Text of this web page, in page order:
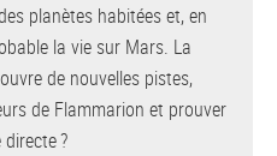
planètes habitées et, en
la vie sur Mars. La
de nouvelles pistes,
de Flammarion et prouver
?